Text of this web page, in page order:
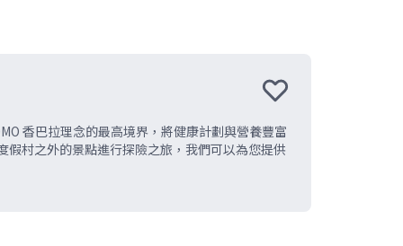
香巴拉理念的最高境界，將健康計劃與營養豐富
假村之外的景點進行探險之旅，我們可以為您提供